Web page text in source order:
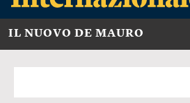
IL NUOVO DE MAURO